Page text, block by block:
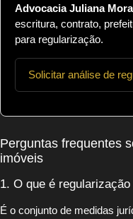
Advocacia Juliana
escritura, contrato,
para regularização.
Solicitar análise de
Perguntas frequentes
imóveis
1. O que é
É o conjunto de medidas